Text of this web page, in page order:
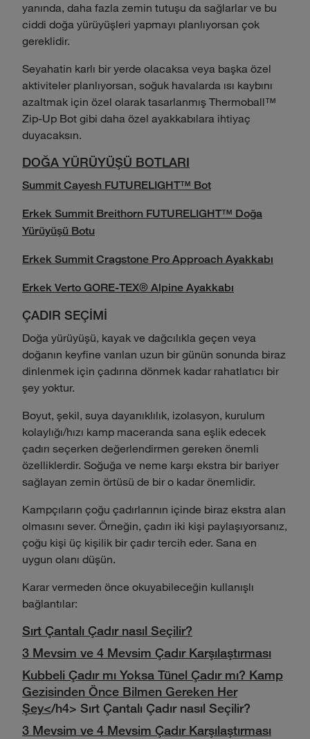
yanında, daha fazla zemin tutuşu da sağlarlar ve bu
ciddi doğa yürüyüşleri yapmayı planlıyorsan çok
gereklidir.
Seyahatin karlı bir yerde olacaksa veya başka özel
aktiviteler planlıyorsan, soğuk havalarda ısı kaybını
azaltmak için özel olarak tasarlanmış Thermoball™
Zip-Up Bot gibi daha özel ayakkabılara ihtiyaç
duyacaksın.
DOĞA YÜRÜYÜŞÜ BOTLARI
Summit Cayesh FUTURELIGHT™ Bot
Erkek Summit Breithorn FUTURELIGHT™ Doğa
Yürüyüşü Botu
Erkek Summit Cragstone Pro Approach Ayakkabı
Erkek Verto GORE-TEX® Alpine Ayakkabı
ÇADIR SEÇİMİ
Doğa yürüyüşü, kayak ve dağcılıkla geçen veya
doğanın keyfine varılan uzun bir günün sonunda biraz
dinlenmek için çadırına dönmek kadar rahatlatıcı bir
şey yoktur.
Boyut, şekil, suya dayanıklılık, izolasyon, kurulum
kolaylığı/hızı kamp maceranda sana eşlik edecek
çadırı seçerken değerlendirmen gereken önemli
özelliklerdir. Soğuğa ve neme karşı ekstra bir bariyer
sağlayan zemin örtüsü de bir o kadar önemlidir.
Kampçıların çoğu çadırlarının içinde biraz ekstra alan
olmasını sever. Örneğin, çadırı iki kişi paylaşıyorsanız,
çoğu kişi üç kişilik bir çadır tercih eder. Sana en
uygun olanı düşün.
Karar vermeden önce okuyabileceğin kullanışlı
bağlantılar:
Sırt Çantalı Çadır nasıl Seçilir?
3 Mevsim ve 4 Mevsim Çadır Karşılaştırması
Kubbeli Çadır mı Yoksa Tünel Çadır mı? Kamp
Gezisinden Önce Bilmen Gereken Her
Şey</h4> Sırt Çantalı Çadır nasıl Seçilir?
3 Mevsim ve 4 Mevsim Çadır Karşılaştırması